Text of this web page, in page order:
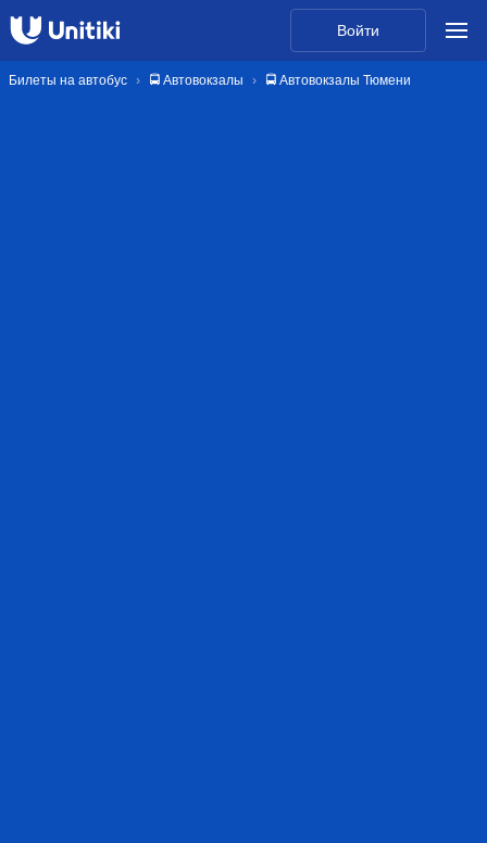
Войти
Билеты на автобус 🚍 Автовокзалы 🚍 Автовокзалы Тюмени